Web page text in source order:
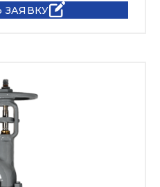
ЗАЯВКУ